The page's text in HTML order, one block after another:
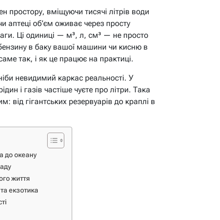
простору, вміщуючи тисячі літрів води
аптеці об’єм оживає через просту
Ці одиниці — м³, л, см³ — не просто
в баку вашої машини чи кисню в
так, і як це працює на практиці.
невидимий каркас реальності. У
і газів частіше чуєте про літри. Така
від гігантських резервуарів до краплі в
до океану
життя
екзотика